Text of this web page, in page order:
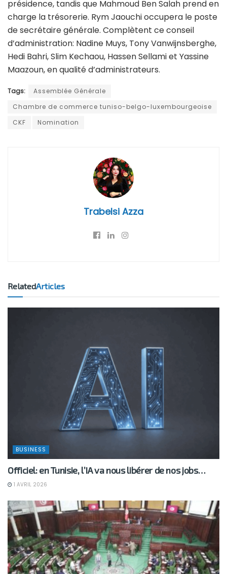
présidence, tandis que Mahmoud Ben Salah prend en
charge la trésorerie. Rym Jaouchi occupera le poste
de secrétaire générale. Complètent ce conseil
d’administration: Nadine Muys, Tony Vanwijnsberghe,
Hedi Bahri, Slim Kechaou, Hassen Sellami et Yassine
Maazoun, en qualité d’administrateurs.
Tags:
Assemblée Générale
Chambre de commerce tuniso-belgo-luxembourgeoise
CKF
Nomination
Trabelsi Azza
RelatedArticles
BUSINESS
Officiel: en Tunisie, l’IA va nous libérer de nos jobs…
1 AVRIL 2026